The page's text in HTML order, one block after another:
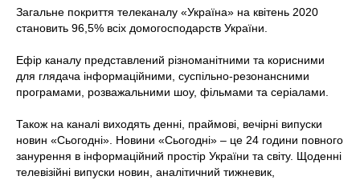
Загальне покриття телеканалу «Україна» на квітень 2020
становить 96,5% всіх домогосподарств України.
Ефір каналу представлений різноманітними та корисними
для глядача інформаційними, суспільно-резонансними
програмами, розважальними шоу, фільмами та серіалами.
Також на каналі виходять денні, праймові, вечірні випуски
новин «Сьогодні». Новини «Сьогодні» – це 24 години повного
занурення в інформаційний простір України та світу. Щоденні
телевізійні випуски новин, аналітичний тижневик,